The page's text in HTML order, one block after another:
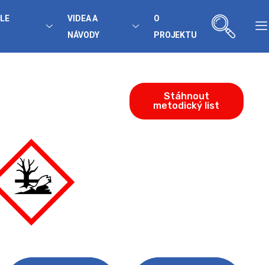
VIDEA A
NÁVODY
O
PROJEKTU
Stáhnout
metodický list